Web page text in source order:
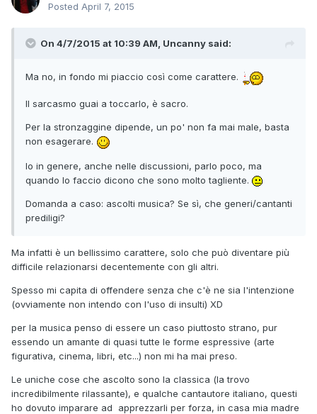
Posted April 7, 2015
On 4/7/2015 at 10:39 AM, Uncanny said:
Ma no, in fondo mi piaccio così come carattere.
Il sarcasmo guai a toccarlo, è sacro.
Per la stronzaggine dipende, un po' non fa mai male, basta
non esagerare.
Io in genere, anche nelle discussioni, parlo poco, ma
quando lo faccio dicono che sono molto tagliente.
Domanda a caso: ascolti musica? Se sì, che generi/cantanti
prediligi?
Ma infatti è un bellissimo carattere, solo che può diventare più
difficile relazionarsi decentemente con gli altri.
Spesso mi capita di offendere senza che c'è ne sia l'intenzione
(ovviamente non intendo con l'uso di insulti) XD
per la musica penso di essere un caso piuttosto strano, pur
essendo un amante di quasi tutte le forme espressive (arte
figurativa, cinema, libri, etc...) non mi ha mai preso.
Le uniche cose che ascolto sono la classica (la trovo
incredibilmente rilassante), e qualche cantautore italiano, questi
ho dovuto imparare ad apprezzarli per forza, in casa mia madre